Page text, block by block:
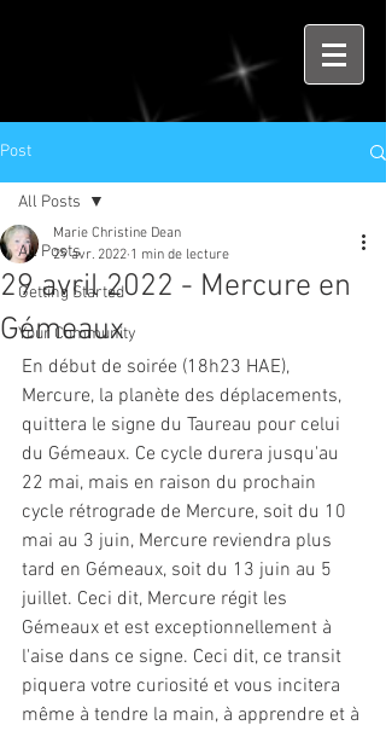
Post
All Posts
Getting Started
Your Community
All Posts
29 avril 2022 - Mercure en
Gémeaux
Marie Christine Dean
29 avr. 2022 1 min de lecture
En début de soirée (18h23 HAE),
Mercure, la planète des déplacements,
quittera le signe du Taureau pour celui
du Gémeaux. Ce cycle durera jusqu'au
22 mai, mais en raison du prochain
cycle rétrograde de Mercure, soit du 10
mai au 3 juin, Mercure reviendra plus
tard en Gémeaux, soit du 13 juin au 5
juillet. Ceci dit, Mercure régit les
Gémeaux et est exceptionnellement à
l'aise dans ce signe. Ceci dit, ce transit
piquera votre curiosité et vous incitera
même à tendre la main, à apprendre et à